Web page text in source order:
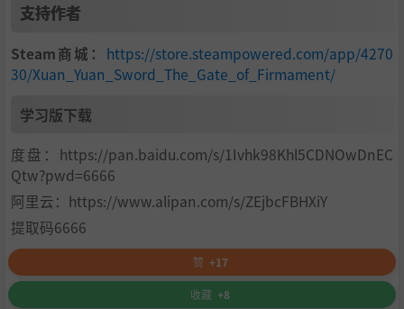
支持作者
Steam商城： https://store.steampowered.com/app/4270
30/Xuan_Yuan_Sword_The_Gate_of_Firmament/
学习版下载
度盘：https://pan.baidu.com/s/1Ivhk98Khl5CDNOwDnEC
Qtw?pwd=6666
阿里云：https://www.alipan.com/s/ZEjbcFBHXiY
提取码6666
赞 +17
收藏 +8